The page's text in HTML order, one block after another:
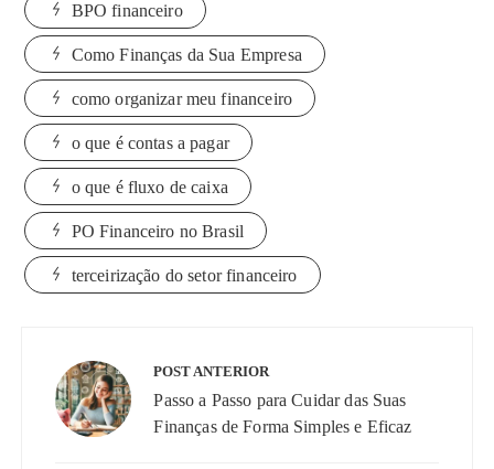
BPO financeiro
Como Finanças da Sua Empresa
como organizar meu financeiro
o que é contas a pagar
o que é fluxo de caixa
PO Financeiro no Brasil
terceirização do setor financeiro
Post
POST ANTERIOR
Passo a Passo para Cuidar das Suas
Finanças de Forma Simples e Eficaz